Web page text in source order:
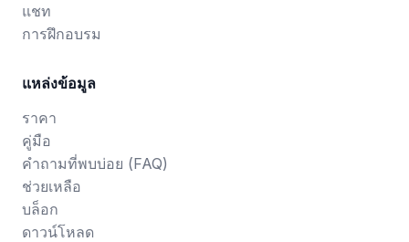
แชท
การฝึกอบรม
แหล่งข้อมูล
ราคา
คู่มือ
คำถามที่พบบ่อย (FAQ)
ช่วยเหลือ
บล็อก
ดาวน์โหลด